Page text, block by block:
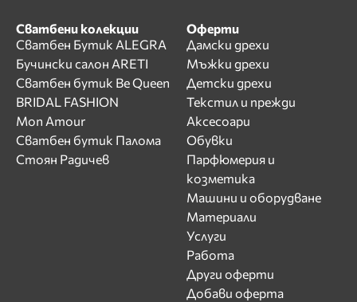
Сватбени колекции
Сватбен Бутик ALEGRA
Бучински салон ARETI
Сватбен бутик Be Queen
BRIDAL FASHION
Mon Amour
Сватбен бутик Палома
Стоян Радичев
Оферти
Дамски дрехи
Мъжки дрехи
Детски дрехи
Текстил и прежди
Аксесоари
Обувки
Парфюмерия и
козметика
Машини и оборудване
Материали
Услуги
Работа
Други оферти
Добави оферта